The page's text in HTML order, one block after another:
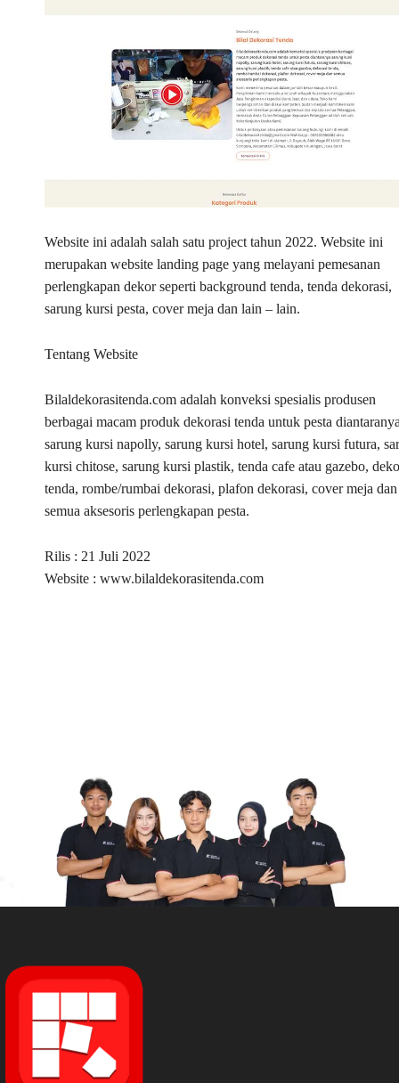
Website ini adalah salah satu project tahun 2022. Website ini
merupakan website landing page yang melayani pemesanan
perlengkapan dekor seperti background tenda, tenda dekorasi,
sarung kursi pesta, cover meja dan lain – lain.
Tentang Website
Bilaldekorasitenda.com adalah konveksi spesialis produsen
berbagai macam produk dekorasi tenda untuk pesta
sarung kursi napolly, sarung kursi hotel, sarung kursi futura,
kursi chitose, sarung kursi plastik, tenda cafe atau gazebo,
tenda, rombe/rumbai dekorasi, plafon dekorasi, cover meja dan
semua aksesoris perlengkapan pesta.
Rilis : 21 Juli 2022
Website : www.bilaldekorasitenda.com